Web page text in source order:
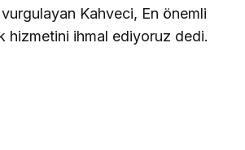
vurgulayan Kahveci, En önemli
hizmetini ihmal ediyoruz dedi.